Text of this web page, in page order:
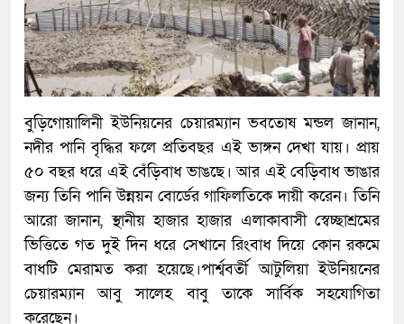
বুড়িগোয়ালিনী ইউনিয়নের চেয়ারম্যান ভবতোষ মন্ডল জানান,
নদীর পানি বৃদ্ধির ফলে প্রতিবছর এই ভাঙ্গন দেখা যায়। প্রায়
৫০ বছর ধরে এই বেঁড়িবাধ ভাঙছে। আর এই বেড়িবাধ ভাঙার
জন্য তিনি পানি উন্নয়ন বোর্ডের গাফিলতিকে দায়ী করেন। তিনি
আরো জানান, স্থানীয় হাজার হাজার এলাকাবাসী স্বেচ্ছাশ্রমের
ভিত্তিতে গত দুই দিন ধরে সেখানে রিংবাধ দিয়ে কোন রকমে
বাধটি মেরামত করা হয়েছে।পার্শ্ববর্তী আটুলিয়া ইউনিয়নের
চেয়ারম্যান আবু সালেহ বাবু তাকে সার্বিক সহযোগিতা
করেছেন।